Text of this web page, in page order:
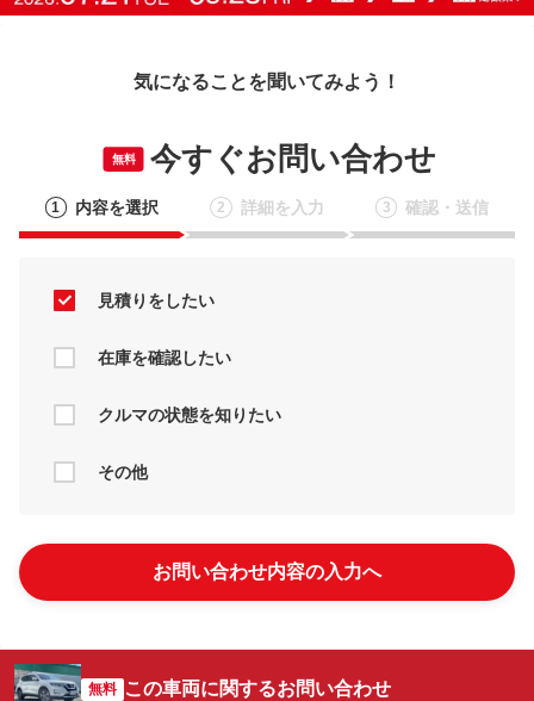
気になることを聞いてみよう！
無料 今すぐお問い合わせ
1 内容を選択 2 詳細を入力 3 確認・送信
見積りをしたい
在庫を確認したい
クルマの状態を知りたい
その他
お問い合わせ内容の入力へ
無料 この車両に関するお問い合わせ